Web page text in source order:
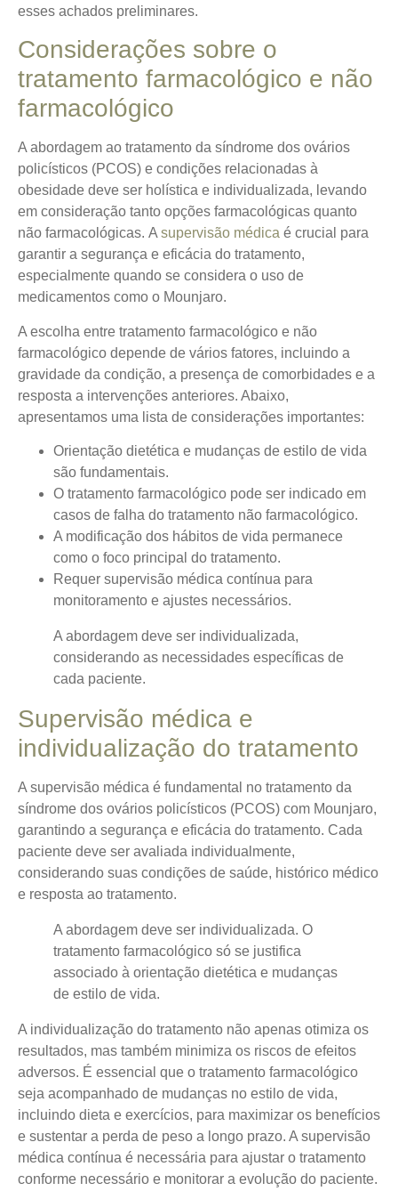
esses achados preliminares.
Considerações sobre o
tratamento farmacológico e não
farmacológico
A abordagem ao tratamento da síndrome dos ovários
policísticos (PCOS) e condições relacionadas à
obesidade deve ser holística e individualizada, levando
em consideração tanto opções farmacológicas quanto
não farmacológicas. A supervisão médica é crucial para
garantir a segurança e eficácia do tratamento,
especialmente quando se considera o uso de
medicamentos como o Mounjaro.
A escolha entre tratamento farmacológico e não
farmacológico depende de vários fatores, incluindo a
gravidade da condição, a presença de comorbidades e a
resposta a intervenções anteriores. Abaixo,
apresentamos uma lista de considerações importantes:
Orientação dietética e mudanças de estilo de vida
são fundamentais.
O tratamento farmacológico pode ser indicado em
casos de falha do tratamento não farmacológico.
A modificação dos hábitos de vida permanece
como o foco principal do tratamento.
Requer supervisão médica contínua para
monitoramento e ajustes necessários.
A abordagem deve ser individualizada,
considerando as necessidades específicas de
cada paciente.
Supervisão médica e
individualização do tratamento
A supervisão médica é fundamental no tratamento da
síndrome dos ovários policísticos (PCOS) com Mounjaro,
garantindo a segurança e eficácia do tratamento. Cada
paciente deve ser avaliada individualmente,
considerando suas condições de saúde, histórico médico
e resposta ao tratamento.
A abordagem deve ser individualizada. O
tratamento farmacológico só se justifica
associado à orientação dietética e mudanças
de estilo de vida.
A individualização do tratamento não apenas otimiza os
resultados, mas também minimiza os riscos de efeitos
adversos. É essencial que o tratamento farmacológico
seja acompanhado de mudanças no estilo de vida,
incluindo dieta e exercícios, para maximizar os benefícios
e sustentar a perda de peso a longo prazo. A supervisão
médica contínua é necessária para ajustar o tratamento
conforme necessário e monitorar a evolução do paciente.